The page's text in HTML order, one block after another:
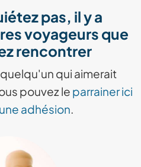
pas, il y a
voyageurs que
rencontrer
qui aimerait
pouvez le parrainer ici
adhésion